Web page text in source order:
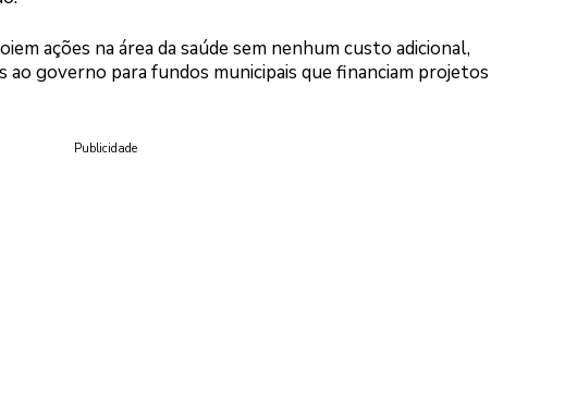
ações na área da saúde sem nenhum custo adicional,
ao governo para fundos municipais que financiam projetos
Publicidade